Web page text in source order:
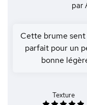
par
Cette brume
parfait pour un
bonne
Texture